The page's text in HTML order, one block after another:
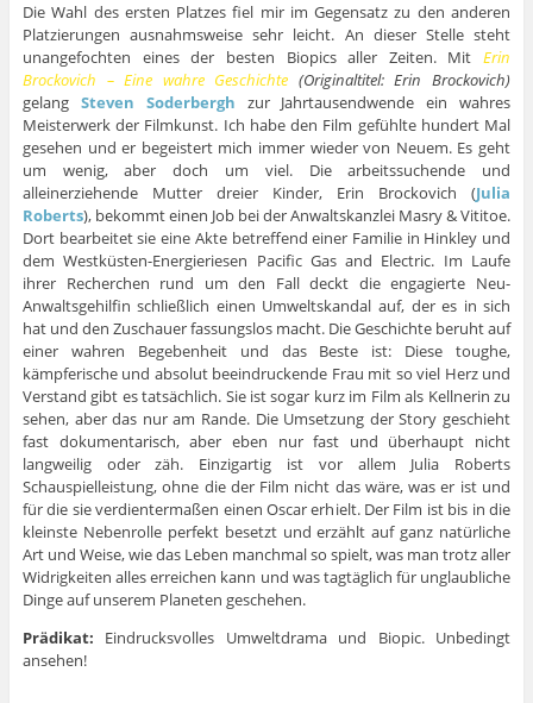
Die Wahl des ersten Platzes fiel mir im Gegensatz zu den anderen
Platzierungen ausnahmsweise sehr leicht. An dieser Stelle steht
unangefochten eines der besten Biopics aller Zeiten. MitErin
Brockovich – Eine wahre Geschichte (Originaltitel: Erin Brockovich)
gelang Steven Soderbergh zur Jahrtausendwende ein wahres
Meisterwerk der Filmkunst. Ich habe den Film gefühlte hundert Mal
gesehen und er begeistert mich immer wieder von Neuem. Es geht
um wenig, aber doch um viel. Die arbeitssuchende und
alleinerziehende Mutter dreier Kinder, Erin Brockovich (Julia
Roberts), bekommt einen Job bei der Anwaltskanzlei Masry & Vititoe.
Dort bearbeitet sie eine Akte betreffend einer Familie in Hinkley und
dem Westküsten-Energieriesen Pacific Gas and Electric. Im Laufe
ihrer Recherchen rund um den Fall deckt die engagierte Neu-
Anwaltsgehilfin schließlich einen Umweltskandal auf, der es in sich
hat und den Zuschauer fassungslos macht. Die Geschichte beruht auf
einer wahren Begebenheit und das Beste ist: Diese toughe,
kämpferische und absolut beeindruckende Frau mit so viel Herz und
Verstand gibt es tatsächlich. Sie ist sogar kurz im Film als Kellnerin zu
sehen, aber das nur am Rande. Die Umsetzung der Story geschieht
fast dokumentarisch, aber eben nur fast und überhaupt nicht
langweilig oder zäh. Einzigartig ist vor allem Julia Roberts
Schauspielleistung, ohne die der Film nicht das wäre, was er ist und
für die sie verdientermaßen einen Oscar erhielt. Der Film ist bis in die
kleinste Nebenrolle perfekt besetzt und erzählt auf ganz natürliche
Art und Weise, wie das Leben manchmal so spielt, was man trotz aller
Widrigkeiten alles erreichen kann und was tagtäglich für unglaubliche
Dinge auf unserem Planeten geschehen.
Prädikat: Eindrucksvolles Umweltdrama und Biopic. Unbedingt
ansehen!